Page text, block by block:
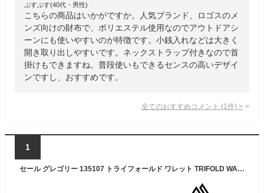
ぷすぷす(40代・男性)
こちらの商品はいかがですか。人気ブランド、ロゴスのメ
ンズ向けの財布で、ポリエステル使用なのでアウトドアシ
ーンにも使いやすいのが特徴です。小銭入れなどは大きく
開き取り出しやすいです。ネックストラップ付きなので首
掛けもできますね。普段使いもできるセンスの高いデザイ
ンですし、おすすめです。
全てのおすすめコメント (1 件) >
1
セール グレゴリー 135107 トライフォールド ワレット TRIFOLD WALLET メンズ レディース ワレット ウォレット 財布 子供 ジュニア アウトドア 登山 通勤 通学 旅行 普段使い ライフスタイル シンプル 使いやすい 収納 Dリング 26ss 春夏 新作